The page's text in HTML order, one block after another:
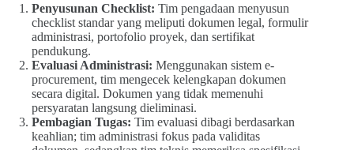
Penyusunan Checklist: Tim pengadaan menyusun
checklist standar yang meliputi dokumen legal, formulir
administrasi, portofolio proyek, dan sertifikat
pendukung.
Evaluasi Administrasi: Menggunakan sistem e-
procurement, tim mengecek kelengkapan dokumen
secara digital. Dokumen yang tidak memenuhi
persyaratan langsung dieliminasi.
Pembagian Tugas: Tim evaluasi dibagi berdasarkan
keahlian; tim administrasi fokus pada validitas